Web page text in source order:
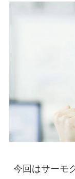
今回はサーモ